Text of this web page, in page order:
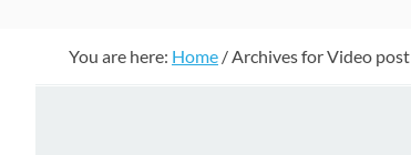
You are here: Home /Archives for Video post